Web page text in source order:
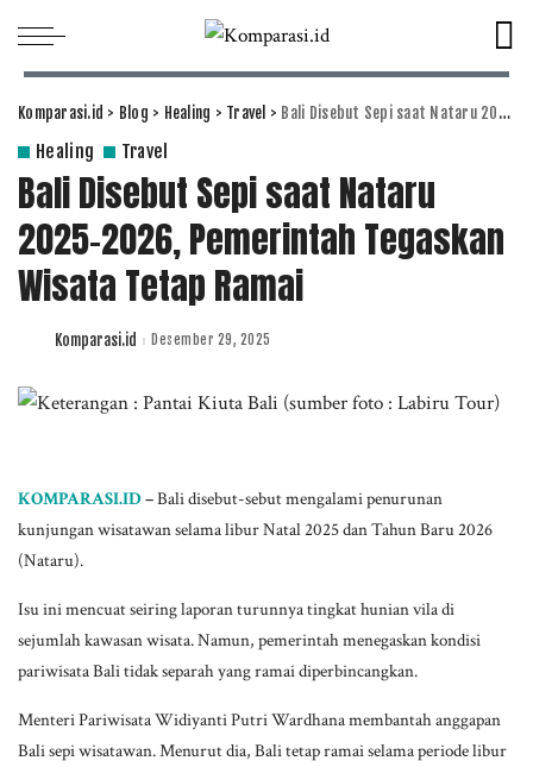
Komparasi.id > Blog > Healing > Travel > Bali Disebut Sepi saat Nataru 2025–2026, Pemerintah Tegaskan Wisata Tetap Ramai
Healing Travel
Bali Disebut Sepi saat Nataru
2025–2026, Pemerintah Tegaskan
Wisata Tetap Ramai
Posted
Komparasi.id Desember 29, 2025
KOMPARASI.ID–Bali disebut-sebut mengalami penurunan
kunjungan wisatawan selama libur Natal 2025 dan Tahun Baru 2026
(Nataru).
Isu ini mencuat seiring laporan turunnya tingkat hunian vila di
sejumlah kawasan wisata. Namun, pemerintah menegaskan kondisi
pariwisata Bali tidak separah yang ramai diperbincangkan.
Menteri Pariwisata Widiyanti Putri Wardhana membantah anggapan
Bali sepi wisatawan. Menurut dia, Bali tetap ramai selama periode libur